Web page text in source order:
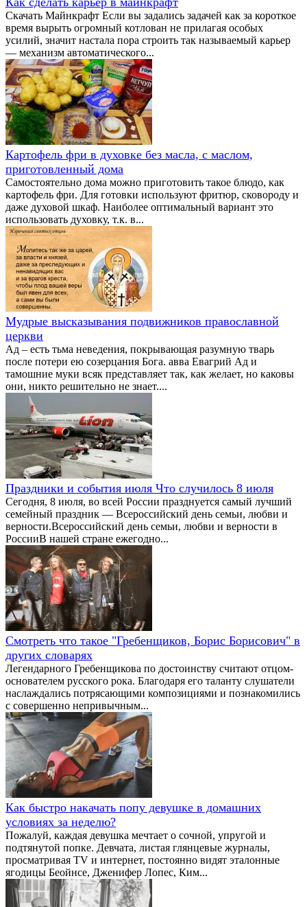
Скачать Майнкрафт Если вы задались задачей как за короткое
время вырыть огромный котлован не прилагая особых
усилий, значит настала пора строить так называемый карьер
— механизм автоматического...
Картофель фри в духовке без масла, с маслом,
приготовленный дома
Самостоятельно дома можно приготовить такое блюдо, как
картофель фри. Для готовки используют фритюр, сковороду и
даже духовой шкаф. Наиболее оптимальный вариант это
использовать духовку, т.к. в...
Мудрые высказывания подвижников православной
церкви
Ад – есть тьма неведения, покрывающая разумную тварь
после потери ею созерцания Бога. авва Евагрий Ад и
тамошние муки всяк представляет так, как желает, но каковы
они, никто решительно не знает....
Праздники и события июля Что случилось 8 июля
Сегодня, 8 июля, во всей России празднуется самый лучший
семейный праздник — Всероссийский день семьи, любви и
верности.Всероссийский день семьи, любви и верности в
РоссииВ нашей стране ежегодно...
Смотреть что такое "Гребенщиков, Борис Борисович" в
других словарях
Легендарного Гребенщикова по достоинству считают отцом-
основателем русского рока. Благодаря его таланту слушатели
наслаждались потрясающими композициями и познакомились
с совершенно непривычным...
Как быстро накачать попу девушке в домашних
условиях за неделю?
Пожалуй, каждая девушка мечтает о сочной, упругой и
подтянутой попке. Девчата, листая глянцевые журналы,
просматривая TV и интернет, постоянно видят эталонные
ягодицы Беойнсе, Дженифер Лопес, Ким...